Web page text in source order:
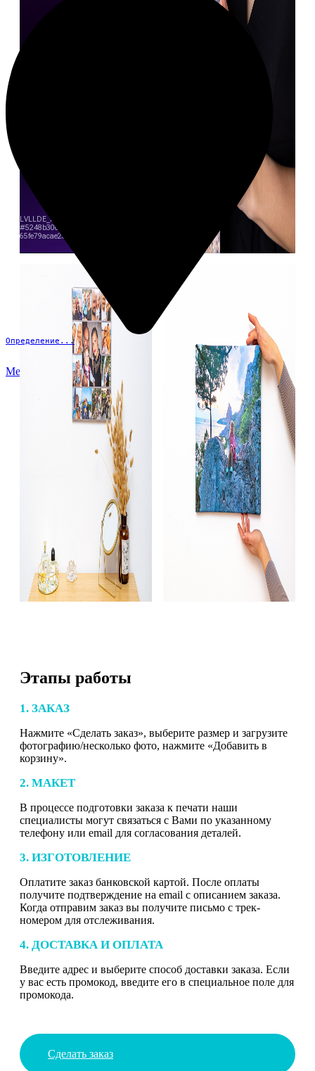
Определение...
Меню
Этапы работы
1. ЗАКАЗ
Нажмите «Сделать заказ», выберите размер и загрузите
фотографию/несколько фото, нажмите «Добавить в
корзину».
2. МАКЕТ
В процессе подготовки заказа к печати наши
специалисты могут связаться с Вами по указанному
телефону или email для согласования деталей.
3. ИЗГОТОВЛЕНИЕ
Оплатите заказ банковской картой. После оплаты
получите подтверждение на email с описанием заказа.
Когда отправим заказ вы получите письмо с трек-
номером для отслеживания.
4. ДОСТАВКА И ОПЛАТА
Введите адрес и выберите способ доставки заказа. Если
у вас есть промокод, введите его в специальное поле для
промокода.
Сделать заказ